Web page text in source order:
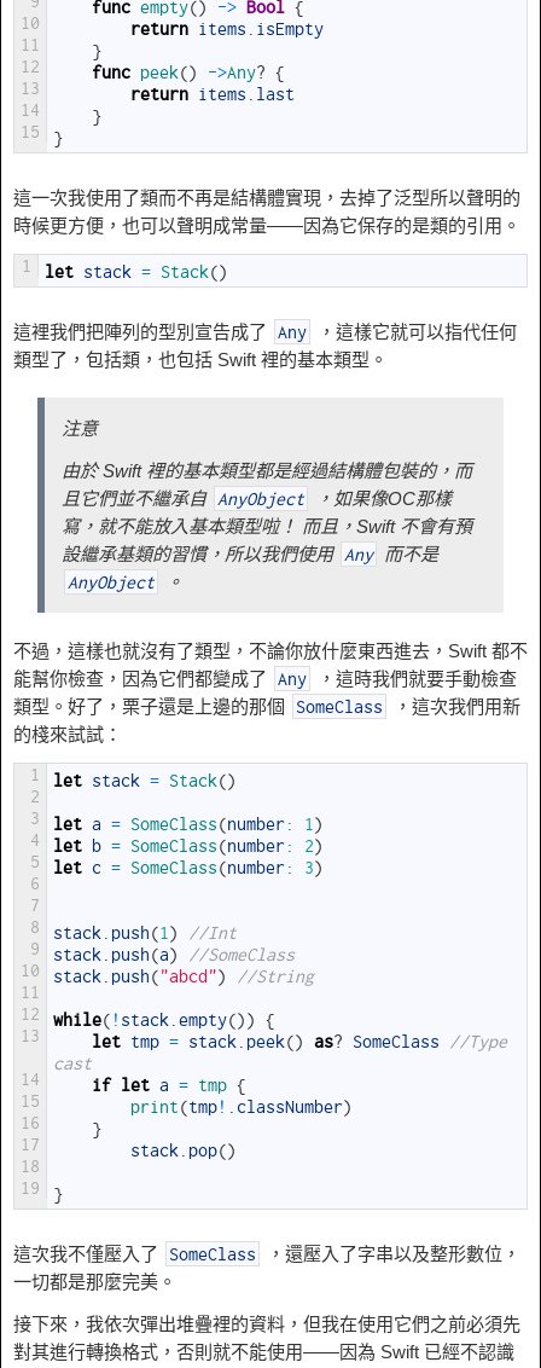
10
11
12
13
14
15
func empty() -> Bool {
return items
isEmpty
}
func peek() ->Any? {
return items
last
}
}
這一次我使用了類而不再是結構體實現，去掉了泛型所以聲明的
時候更方便，也可以聲明成常量——因為它保存的是類的引用。
1 let stack = Stack()
這裡我們把陣列的型別宣告成了 Any
，這樣它就可以指代任何
類型了，包括類，也包括 Swift 裡的基本類型。
注意
由於 Swift 裡的基本類型都是經過結構體包裝的，而
且它們並不繼承自 AnyObject
，如果像OC那樣
寫，就不能放入基本類型啦！ 而且，Swift 不會有預
設繼承基類的習慣，所以我們使用 Any 而不是
AnyObject 。
不過，這樣也就沒有了類型，不論你放什麼東西進去，Swift 都不
能幫你檢查，因為它們都變成了
Any
，這時我們就要手動檢查
類型。好了，栗子還是上邊的那個
SomeClass
，這次我們用新
的棧來試試：
1
2
3
4
5
6
7
8
9
10
11
12
13
14
15
16
17
18
19
let stack = Stack()
let a = SomeClass(number: 1 )
let
b = SomeClass(number: 2)
let c = SomeClass(number: 3)
stack push(1 )
//Int
stack
push(a)
//SomeClass
stack
push("abcd") //String
while( ! stack empty())
{
let tmp = stack peek() as? SomeClass
//Type
cast
if let a = tmp {
print(tmp! classNumber)
}
stack
pop()
}
這次我不僅壓入了 SomeClass
，還壓入了字串以及整形數位，
一切都是那麼完美。
接下來，我依次彈出堆疊裡的資料，但我在使用它們之前必須先
對其進行轉換格式，否則就不能使用——因為 Swift 已經不認識